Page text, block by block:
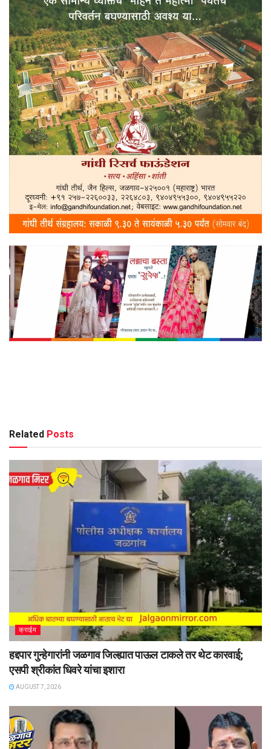
Related Posts
क्राईम
हद्दपार गुन्हेगारांनी जळगाव जिल्ह्यात पाऊल टाकले तर थेट कारवाई;
एसपी श्रीकांत धिवरे यांचा इशारा
AUGUST 7, 2026